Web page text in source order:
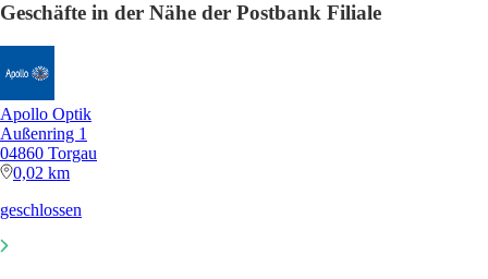
Geschäfte in der Nähe der Postbank Filiale
Apollo Optik
Außenring 1
04860 Torgau
0,02 km
geschlossen